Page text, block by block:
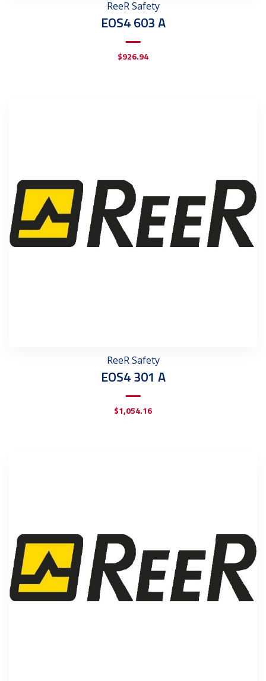
ReeR Safety
EOS4 603 A
$926.94
ReeR Safety
EOS4 301 A
$1,054.16